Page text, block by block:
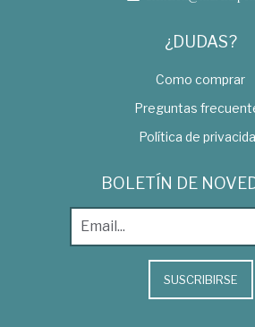
¿DUDAS?
Como comprar
Preguntas
Política de
BOLETÍN DE
SUSCRIBIRSE